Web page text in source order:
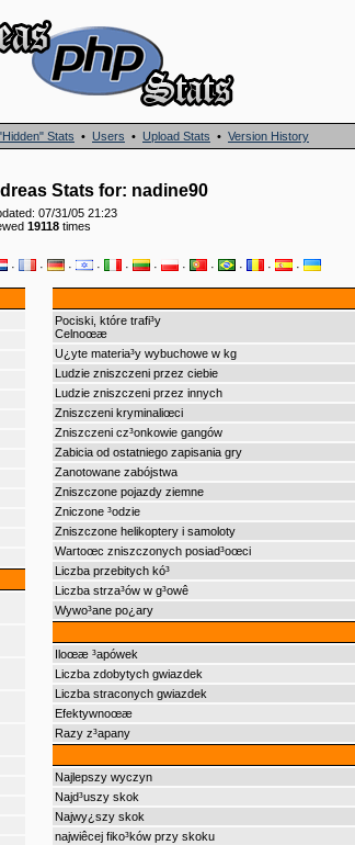
Stats • Users • Upload Stats • Version History
Stats for: nadine90
07/31/05 21:23
19118 times
· · · · · · · · · · ·
Pociski, które trafi³y
Celnoœæ
U¿yte materia³y wybuchowe w kg
Ludzie zniszczeni przez ciebie
Ludzie zniszczeni przez innych
Zniszczeni kryminaliœci
Zniszczeni cz³onkowie gangów
Zabicia od ostatniego zapisania gry
Zanotowane zabójstwa
Zniszczone pojazdy ziemne
Zniczone ³odzie
Zniszczone helikoptery i samoloty
Wartoœc zniszczonych posiad³oœci
Liczba przebitych kó³
Liczba strza³ów w g³owê
Wywo³ane po¿ary
Iloœæ ³apówek
Liczba zdobytych gwiazdek
Liczba straconych gwiazdek
Efektywnoœæ
Razy z³apany
Najlepszy wyczyn
Najd³uszy skok
Najwy¿szy skok
najwiêcej fiko³ków przy skoku